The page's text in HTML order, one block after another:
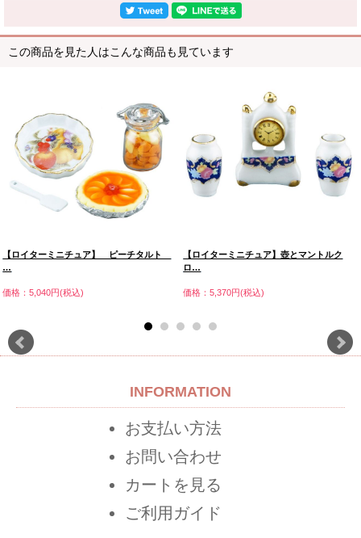
この商品を見た人はこんな商品も見ています
【ロイターミニチュア】 ピーチタルト
…
価格：5,040円(税込)
【ロイターミニチュア】壺とマントルク
ロ…
価格：5,370円(税込)
INFORMATION
お支払い方法
お問い合わせ
カートを見る
ご利用ガイド